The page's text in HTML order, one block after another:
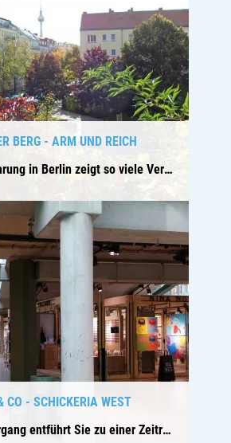
BERG - ARM UND REICH
Kaum eine Stadtführung in Berlin zeigt so viele Veränderungen der letzten 30 Jahre auf, ...
CO - SCHICKERIA WEST
Dieser Stadtspaziergang entführt Sie zu einer Zeitreise durch West-Berlin